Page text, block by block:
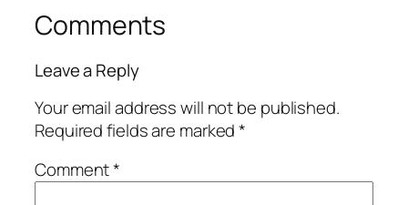
Comments
Leave a Reply
Your email address will not be published.
Required fields are marked*
Comment*